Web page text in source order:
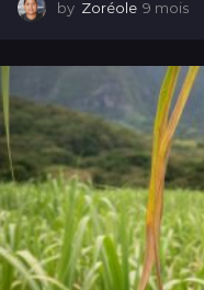
by Zoréole 9 mois
i
s